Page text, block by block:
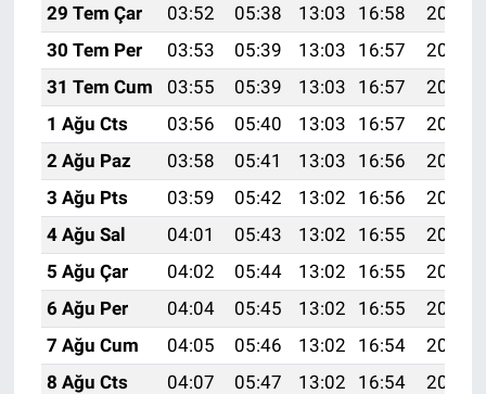
29 Tem Çar
03:52 05:38 13:03 16:58
20:18
30 Tem Per
03:53 05:39 13:03 16:57
20:17
31 Tem Cum
03:55 05:39 13:03 16:57
20:16
1 Ağu Cts
03:56 05:40 13:03 16:57
20:15
2 Ağu Paz
03:58 05:41 13:03 16:56
20:14
3 Ağu Pts
03:59 05:42 13:02 16:56
20:13
4 Ağu Sal
04:01 05:43 13:02 16:55
20:12
5 Ağu Çar
04:02 05:44 13:02 16:55
20:10
6 Ağu Per
04:04 05:45 13:02 16:55
20:09
7 Ağu Cum
04:05 05:46 13:02 16:54
20:08
8 Ağu Cts
04:07 05:47 13:02 16:54
20:07